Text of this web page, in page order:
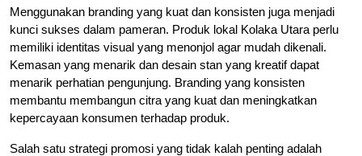
Menggunakan branding yang kuat dan konsisten juga menjadi
kunci sukses dalam pameran. Produk lokal Kolaka Utara perlu
memiliki identitas visual yang menonjol agar mudah dikenali.
Kemasan yang menarik dan desain stan yang kreatif dapat
menarik perhatian pengunjung. Branding yang konsisten
membantu membangun citra yang kuat dan meningkatkan
kepercayaan konsumen terhadap produk.
Salah satu strategi promosi yang tidak kalah penting adalah